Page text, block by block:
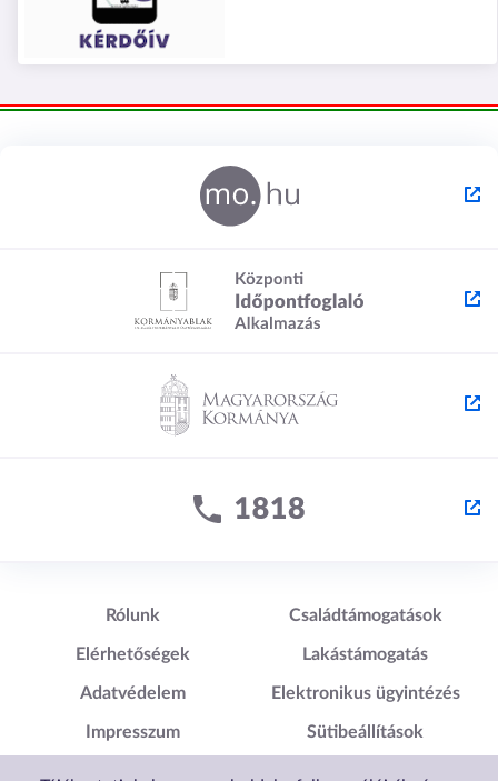
Lábléc1
Rólunk
Elérhetőségek
Adatvédelem
Impresszum
Lábléc2
Családtámogatások
Lakástámogatás
Elektronikus ügyintézés
Sütibeállítások